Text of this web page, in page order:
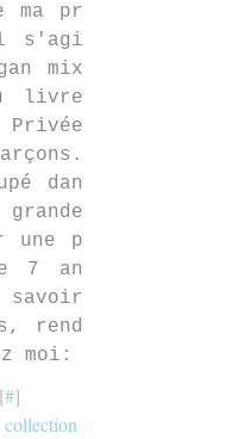
ma pr
s'agi
mix
livre
dan
une p
7 an
savoir
rend
moi:
#]
collection